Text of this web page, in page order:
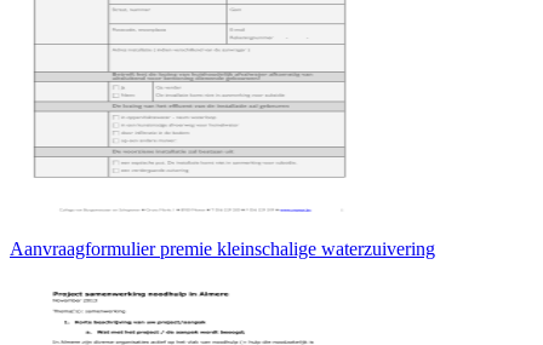
Aanvraagformulier premie kleinschalige waterzuivering